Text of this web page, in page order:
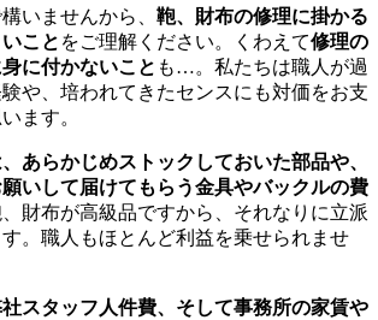
いませんから、 鞄、財布の修理に掛かる
こと をご理解ください。くわえて修理の
に付かないこと も…。私たちは職人が過
や、培われてきたセンスにも対価をお支
ます。
あらかじめストックしておいた部品や、
いして届けてもらう金具やバックルの費
財布が高級品ですから、それなりに立派
。職人もほとんど利益を乗せられませ
社スタッフ人件費、そして事務所の家賃や